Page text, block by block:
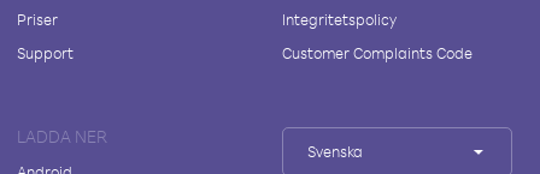
Priser
Support
Integritetspolicy
Customer Complaints Code
LADDA NER
Svenska